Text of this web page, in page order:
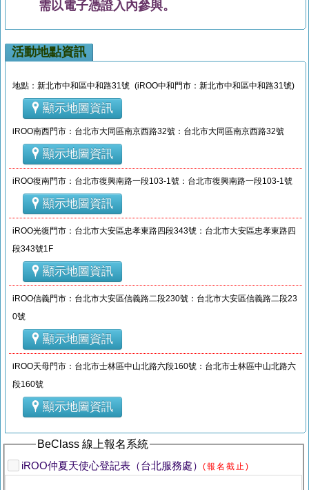
需以電子憑證入內參與。
活動地點資訊
地點：新北市中和區中和路31號 (iROO中和門市：新北市中和區中和路31號)
顯示地圖資訊
iROO南西門市：台北市大同區南京西路32號：台北市大同區南京西路32號
顯示地圖資訊
iROO復南門市：台北市復興南路一段103-1號：台北市復興南路一段103-1號
顯示地圖資訊
iROO光復門市：台北市大安區忠孝東路四段343號：台北市大安區忠孝東路四
段343號1F
顯示地圖資訊
iROO信義門市：台北市大安區信義路二段230號：台北市大安區信義路二段23
0號
顯示地圖資訊
iROO天母門市：台北市士林區中山北路六段160號：台北市士林區中山北路六
段160號
顯示地圖資訊
BeClass 線上報名系統
iROO仲夏天使心登記表（台北服務處） (報名截止)